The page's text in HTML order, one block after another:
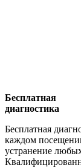
Бесплатная
диагностика
Бесплатная
каждом
устранение